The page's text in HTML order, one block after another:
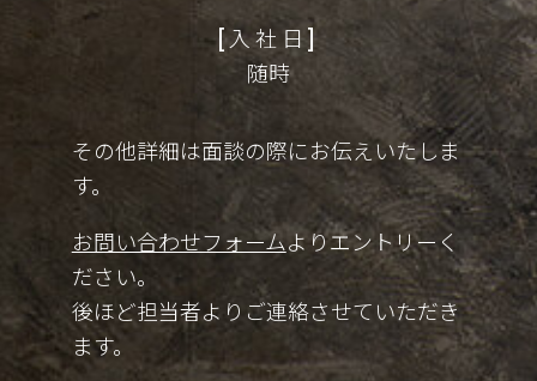
入社日
随時
その他詳細は面談の際にお伝えいたしま
す。
お問い合わせフォームよりエントリーく
ださい。
後ほど担当者よりご連絡させていただき
ます。